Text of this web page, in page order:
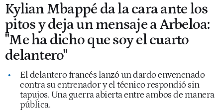
Kylian Mbappé da la cara ante los
pitos y deja un mensaje a Arbeloa:
"Me ha dicho que soy el cuarto
delantero"
El delantero francés lanzó un dardo envenenado
contra su entrenador y el técnico respondió sin
tapujos. Una guerra abierta entre ambos de manera
pública.